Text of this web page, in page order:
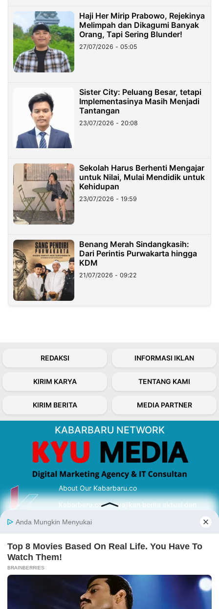
Haji Her Mirip Prabowo, Rejekinya
Melimpah dan Dikagumi Banyak
Orang, Tapi Sering Blunder!
27/07/2026 - 05:05
Sister City: Peluang Besar, tetapi
Implementasinya Masih Menjadi
Tantangan
23/07/2026 - 20:08
Sekolah Harus Berhenti Mengajar
untuk Nilai, Mulai Mendidik untuk
Kehidupan
23/07/2026 - 19:59
Benang Merah Sindangkasih:
Dari Perintis Purwakarta hingga
KDM
21/07/2026 - 09:22
REDAKSI INFORMASI IKLAN
KIRIM KARYA TENTANG KAMI
KIRIM BERITA MEDIA PARTNER
KABARBARU NETWORK
About Our Kabarbaru.co
Kabarbaru.co menyajikan berita aktual dan
serta terverifikasi dari sumber yang tepat.
Follow Kabarbaru